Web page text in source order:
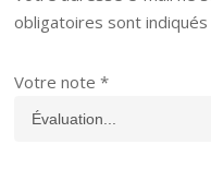
obligatoires sont
Votre note*